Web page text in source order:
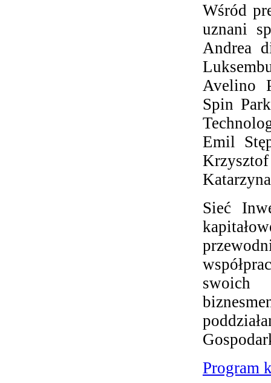
Wśród
uznani
Andrea
Avelino
Spin
Emil
Krzysztof
Sieć
Program